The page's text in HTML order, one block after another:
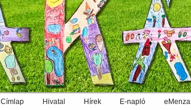
Címlap Hivatal Hírek E-napló eMenza